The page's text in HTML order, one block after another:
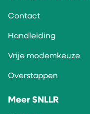
Contact
Handleiding
Vrije modemkeuze
Overstappen
Meer SNLLR